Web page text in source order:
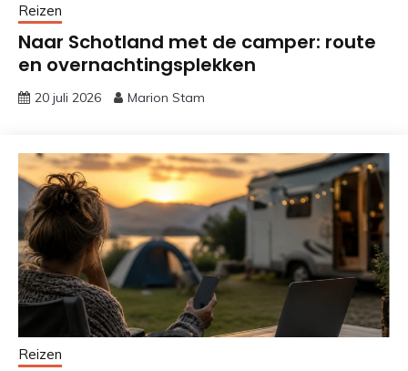
Reizen
Naar Schotland met de camper: route
en overnachtingsplekken
20 juli 2026 Marion Stam
Reizen